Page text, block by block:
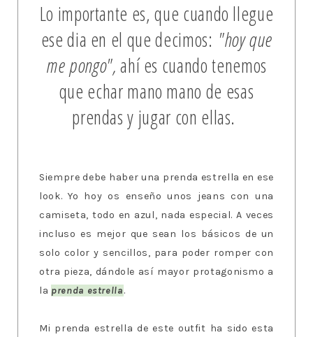
Lo importante es, que cuando llegue
ese dia en el que decimos: "hoy que
me pongo",ahí es cuando tenemos
que echar mano mano de esas
prendas y jugar con ellas.
Siempre debe haber una prenda estrella en ese
look. Yo hoy os enseño unos jeans con una
camiseta, todo en azul, nada especial. A veces
incluso es mejor que sean los básicos de un
solo color y sencillos, para poder romper con
otra pieza, dándole así mayor protagonismo a
la prenda estrella.
Mi prenda estrella de este outfit ha sido esta